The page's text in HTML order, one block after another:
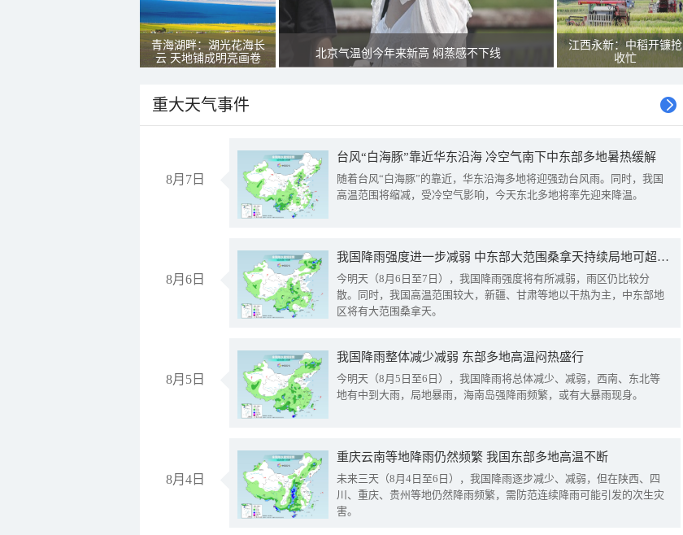
青海湖畔：湖光花海长
云 天地铺成明亮画卷
北京气温创今年来新高 焖蒸感不下线
江西永新：中稻开镰抢
收忙
重大天气事件
8月7日
台风“白海豚”靠近华东沿海 冷空气南下中东部多地暑热缓解
随着台风“白海豚”的靠近，华东沿海多地将迎强劲台风雨。同时，我国
高温范围将缩减，受冷空气影响，今天东北多地将率先迎来降温。
8月6日
我国降雨强度进一步减弱 中东部大范围桑拿天持续局地可超38℃
今明天（8月6日至7日），我国降雨强度将有所减弱，雨区仍比较分
散。同时，我国高温范围较大，新疆、甘肃等地以干热为主，中东部地
区将有大范围桑拿天。
8月5日
我国降雨整体减少减弱 东部多地高温闷热盛行
今明天（8月5日至6日），我国降雨将总体减少、减弱，西南、东北等
地有中到大雨，局地暴雨，海南岛强降雨频繁，或有大暴雨现身。
8月4日
重庆云南等地降雨仍然频繁 我国东部多地高温不断
未来三天（8月4日至6日），我国降雨逐步减少、减弱，但在陕西、四
川、重庆、贵州等地仍然降雨频繁，需防范连续降雨可能引发的次生灾
害。